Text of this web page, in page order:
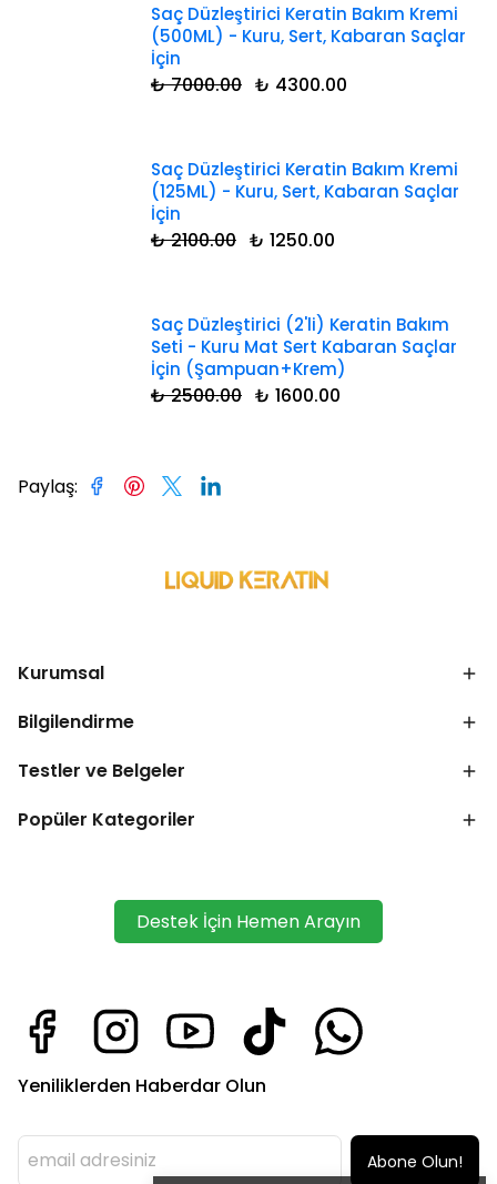
Saç Düzleştirici Keratin Bakım Kremi
(500ML) - Kuru, Sert, Kabaran Saçlar
İçin
₺ 7000.00 ₺ 4300.00
Saç Düzleştirici Keratin Bakım Kremi
(125ML) - Kuru, Sert, Kabaran Saçlar
İçin
₺ 2100.00 ₺ 1250.00
Saç Düzleştirici (2'li) Keratin Bakım
Seti - Kuru Mat Sert Kabaran Saçlar
İçin (Şampuan+Krem)
₺ 2500.00 ₺ 1600.00
Paylaş:
Kurumsal
Bilgilendirme
Testler ve Belgeler
Popüler Kategoriler
Destek İçin Hemen Arayın
Yeniliklerden Haberdar Olun
Abone Olun!